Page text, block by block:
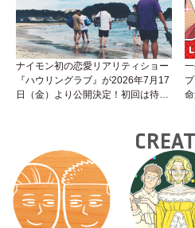
ナイモン初の恋愛リアリティショー
『ハウリングラブ』が2026年7月17
日（金）より公開決定！初回は待望